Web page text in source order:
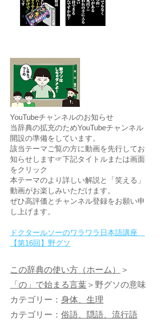
YouTubeチャンネルのお知らせ
当辞典の拡充のためYouTubeチャンネル
開設の準備をしています。
該当テーマご覧の方に動画を先行してお
知らせします☞下記タイトルまたは画面
をクリック
本テーマのより詳しい解説と「笑える」
動画がお楽しみいただけます。
ぜひ高評価とチャンネル登録をお願い申
し上げます。
ドクタールソーのワラワラ日本語講座
【第16回】野グソ
この辞典の使い方（ホーム）＞
「の」で始まる言葉＞野グソの意味
カテゴリー： 身体、生理
カテゴリー： 俗語、隠語、流行語